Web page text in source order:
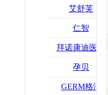
艾舒芙
仁智
拜诺康迪医药
孕贝
GERM格沵